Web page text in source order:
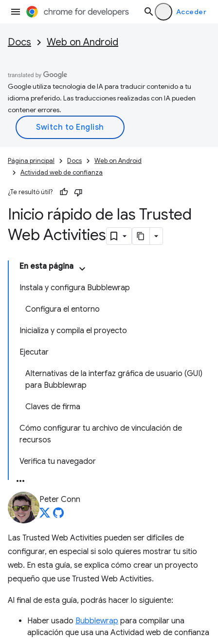
Acceder
Docs Web on Android
Google utiliza tecnología de IA para traducir contenido a tu
idioma preferido. Las traducciones realizadas con IA pueden
contener errores.
Página principal Docs
Web on Android
Actividad web de confianza
¿Te resultó útil?
Inicio rápido de las Trusted
Web Activities
En esta página
Instala y configura Bubblewrap
Configura el entorno
Inicializa y compila el proyecto
Ejecutar
Alternativas de la interfaz gráfica de usuario (GUI)
para Bubblewrap
Claves de firma
Cómo configurar tu archivo de vinculación de
recursos
Verifica tu navegador
Peter Conn
Las Trusted Web Activities pueden ser difíciles de
configurar, en especial si solo quieres mostrar tu sitio
web. En esta guía, se explica cómo crear un proyecto
pequeño que use Trusted Web Activities.
Al final de esta guía, podrás hacer lo siguiente:
Haber usado Bubblewrap para compilar una
aplicación que usa una Actividad web de confianza